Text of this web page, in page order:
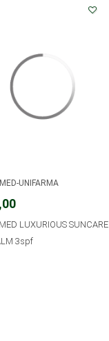
UNIFARMA
LUXURIOUS SUNCARE
3spf